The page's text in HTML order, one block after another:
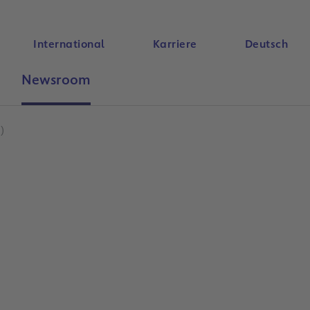
International Karriere Deutsch
Newsroom